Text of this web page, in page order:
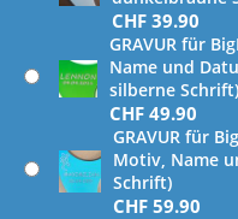
CHF 39.90
GRAVUR für
Name und
silberne Schrift)
CHF 49.90
GRAVUR für
Motiv, Name
Schrift)
CHF 59.90